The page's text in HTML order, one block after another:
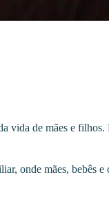
de mães e
onde mães, bebês